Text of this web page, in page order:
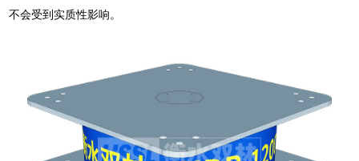
不会受到实质性影响。